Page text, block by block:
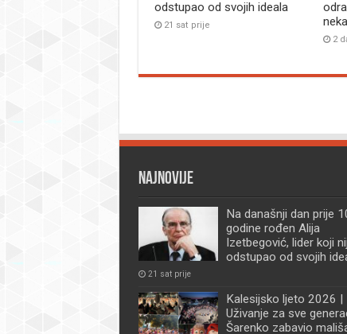
odstupao od svojih ideala
21 sat prije
2
Najnovije
Na današnji dan prije
godine rođen Alija
Izetbegović, lider koji
odstupao od svojih
21 sat prije
Kalesijsko ljeto 2026 |
Uživanje za sve
Šarenko zabavio